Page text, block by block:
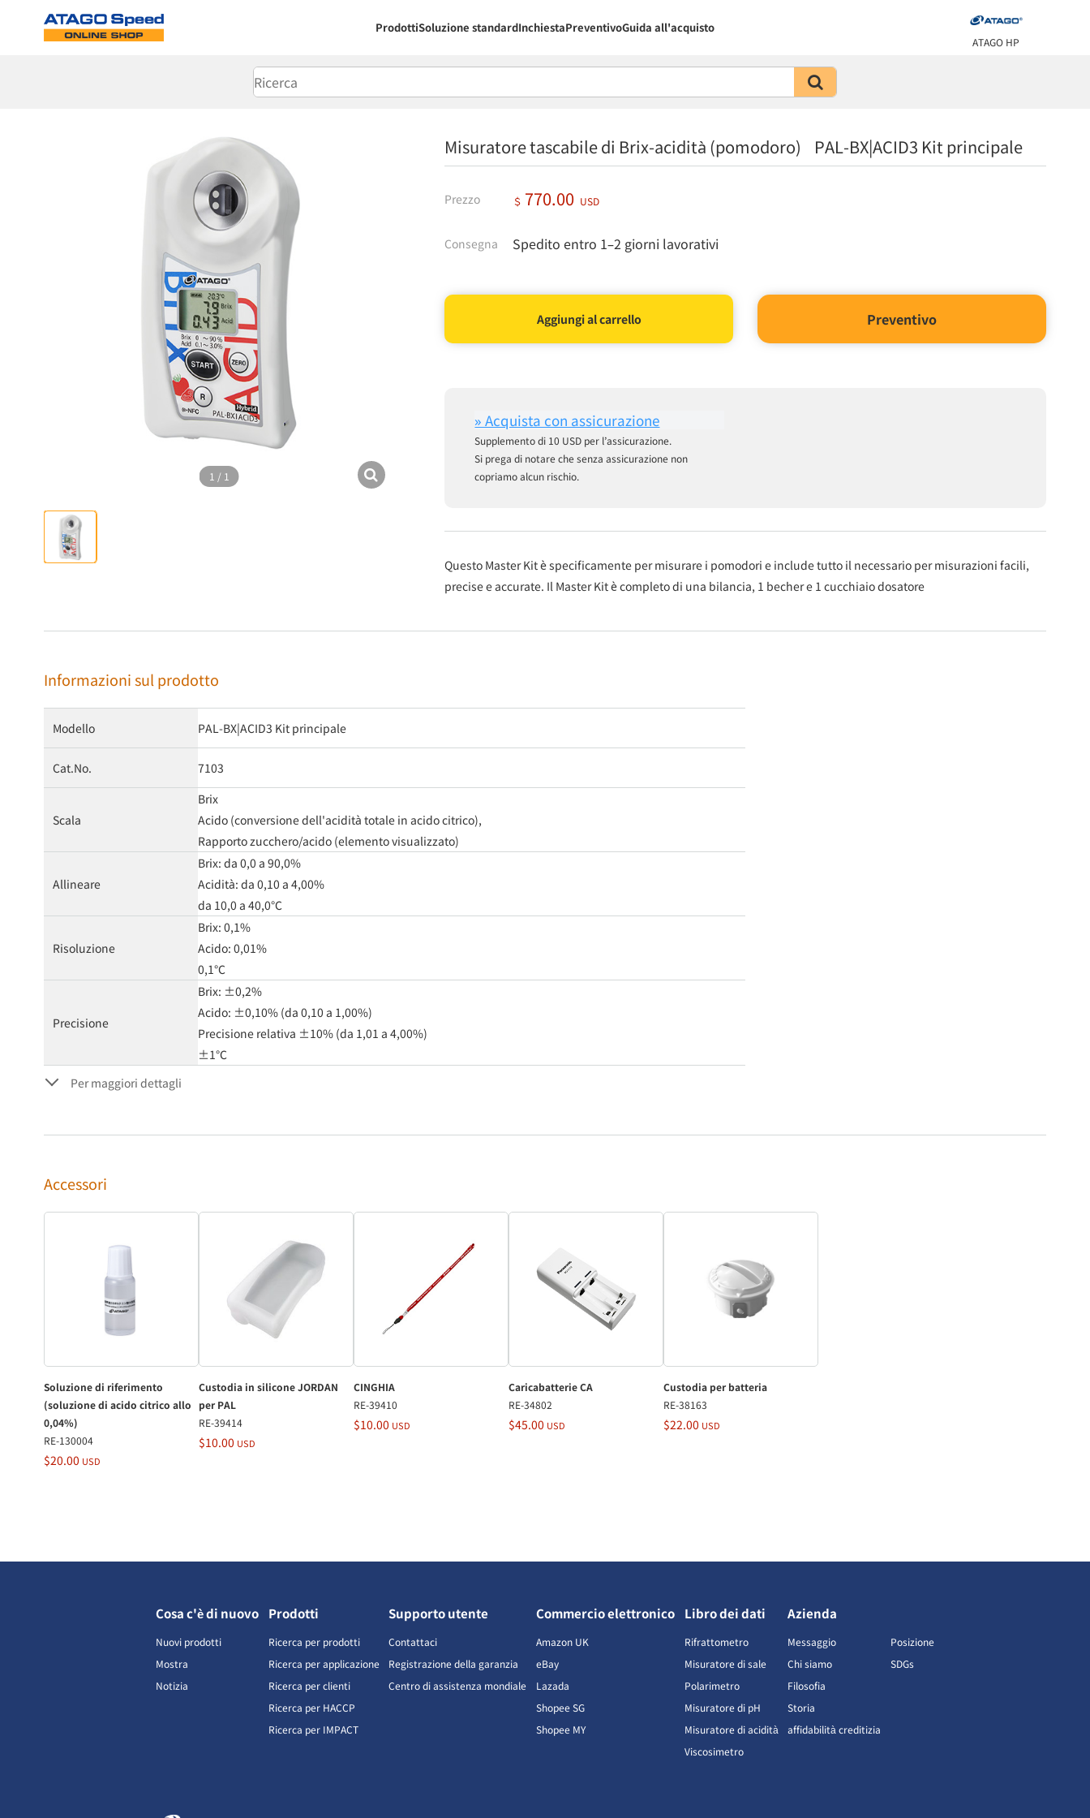
ProdottiSoluzione standardInchiestaPreventivoGuida all'acquisto
ATAGO HP
1 / 1
Misuratore tascabile di Brix-acidità (pomodoro) PAL-BX|ACID3 Kit principale
Prezzo ＄ 770.00 USD
Consegna Spedito entro 1–2 giorni lavorativi
Preventivo
Supplemento di 10 USD per l’assicurazione.
Si prega di notare che senza assicurazione non
copriamo alcun rischio.
Questo Master Kit è specificamente per misurare i pomodori e include tutto il necessario per misurazioni facili,
precise e accurate. Il Master Kit è completo di una bilancia, 1 becher e 1 cucchiaio dosatore
Informazioni sul prodotto
Modello PAL-BX|ACID3 Kit principale
Cat.No. 7103
Scala
Brix
Acido (conversione dell'acidità totale in acido citrico),
Rapporto zucchero/acido (elemento visualizzato)
Allineare
Brix: da 0,0 a 90,0%
Acidità: da 0,10 a 4,00%
da 10,0 a 40,0℃
Risoluzione
Brix: 0,1%
Acido: 0,01%
0,1℃
Precisione
Brix: ±0,2%
Acido: ±0,10% (da 0,10 a 1,00%)
Precisione relativa ±10% (da 1,01 a 4,00%)
±1℃
Per maggiori dettagli
Accessori
Soluzione di riferimento
(soluzione di acido citrico allo
0,04%)
RE-130004
$20.00 USD
Custodia in silicone JORDAN
per PAL
RE-39414
$10.00 USD
CINGHIA
RE-39410
$10.00 USD
Caricabatterie CA
RE-34802
$45.00 USD
Custodia per batteria
RE-38163
$22.00 USD
Cosa c'è di nuovo
Nuovi prodotti
Mostra
Notizia
Prodotti
Ricerca per prodotti
Ricerca per applicazione
Ricerca per clienti
Ricerca per HACCP
Ricerca per IMPACT
Supporto utente
Contattaci
Registrazione della garanzia
Centro di assistenza mondiale
Commercio elettronico
Amazon UK
eBay
Lazada
Shopee SG
Shopee MY
Libro dei dati
Rifrattometro
Misuratore di sale
Polarimetro
Misuratore di pH
Misuratore di acidità
Viscosimetro
Azienda
Messaggio
Chi siamo
Filosofia
Storia
affidabilità creditizia
Posizione
SDGs